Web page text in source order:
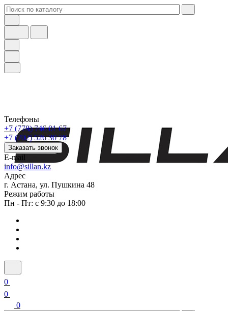
Телефоны
+7 (778) 746 01 67
+7 (702) 526 30 78
Заказать звонок
E-mail
info@sillan.kz
Адрес
г. Астана, ул. Пушкина 48
Режим работы
Пн - Пт: с 9:30 до 18:00
0
0
0